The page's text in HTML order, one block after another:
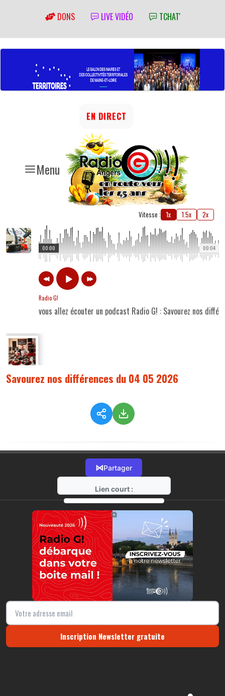
DONS LIVE VIDÉO TCHAT'
Menu
EN DIRECT
Vitesse : 1x 1.5x 2x
00:04
00:00
Radio G!
vous allez écouter un podcast Radio G! : Savourez nos
Savourez nos différences du 04 05 2026
⋈Partager
Lien court :
https://radio-g.fr?21900
⧉
Inscription Newsletter gratuite